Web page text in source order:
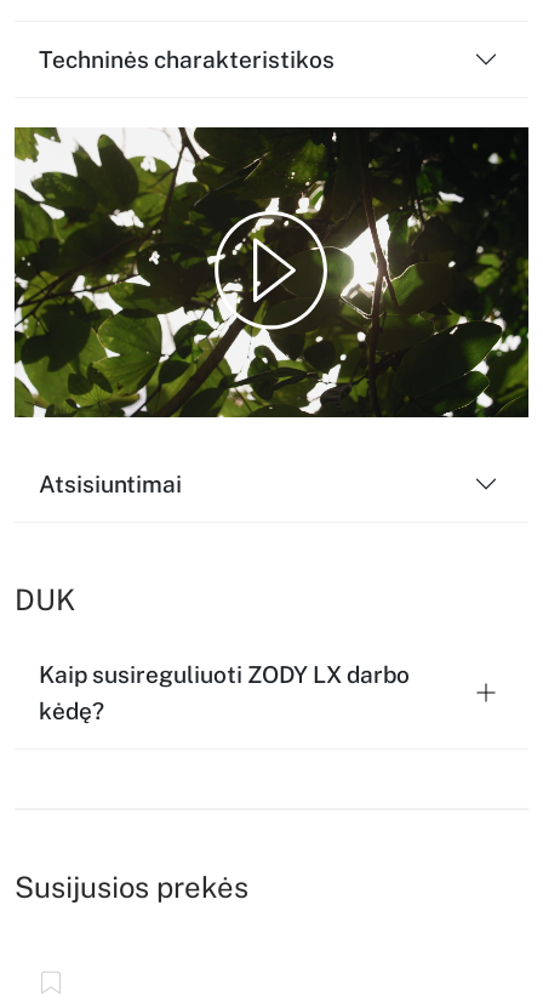
Techninės charakteristikos
Play
Video
Atsisiuntimai
DUK
Kaip susireguliuoti ZODY LX darbo
kėdę?
Susijusios prekės